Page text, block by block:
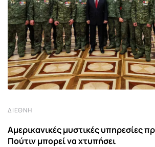
ΔΙΕΘΝΉ
Αμερικανικές μυστικές υπηρεσίες
Πούτιν μπορεί να χτυπήσει